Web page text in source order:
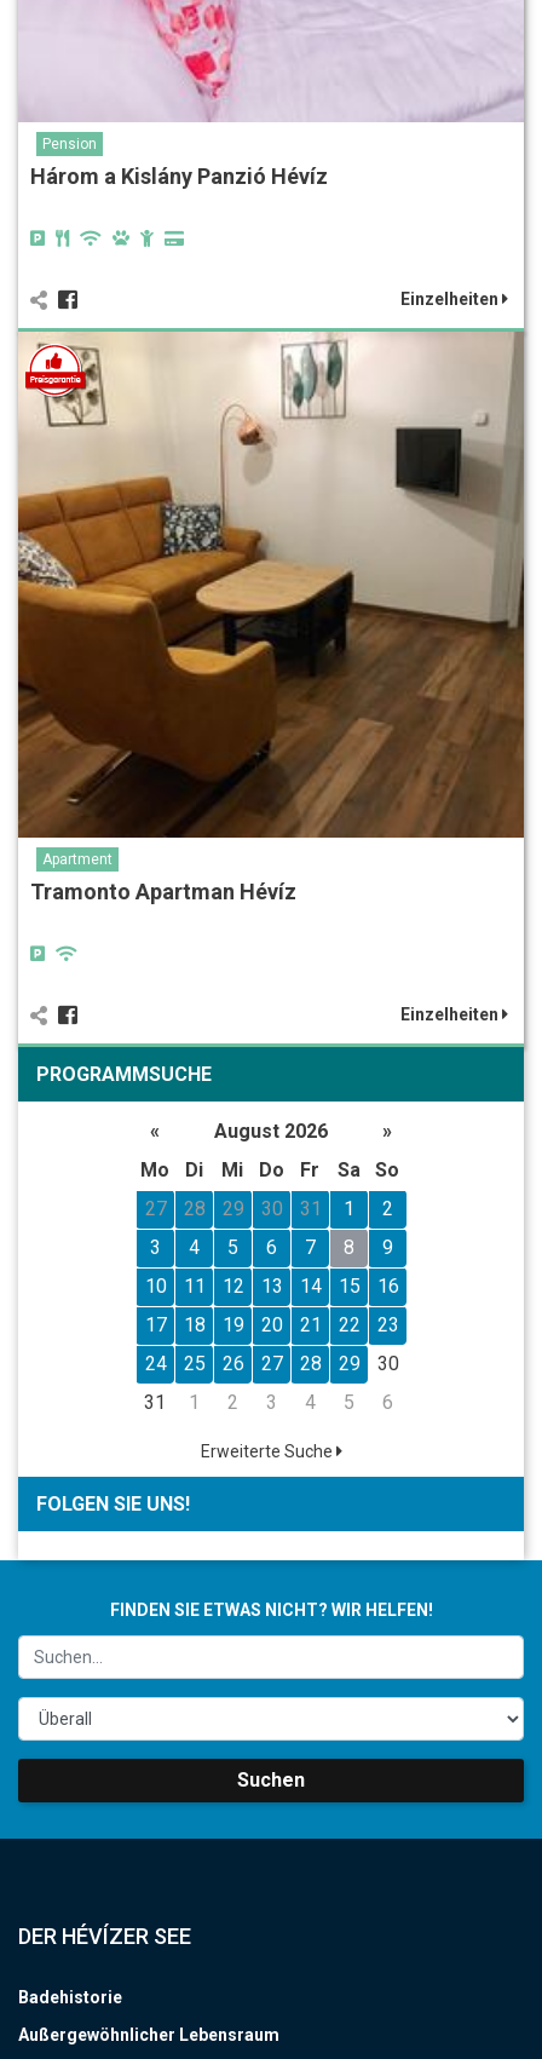
Pension
Három a Kislány Panzió Hévíz
Einzelheiten
Apartment
Tramonto Apartman Hévíz
Einzelheiten
PROGRAMMSUCHE
« August 2026
»
Mo
Di Mi Do Fr Sa
So
27
28 29 30 31 1
2
3
4 5 6 7 8
9
10
11 12 13 14 15
16
17
18 19 20 21 22
23
24
25 26 27 28 29
30
31
1 2 3 4 5 6
Erweiterte Suche
FOLGEN SIE UNS!
FINDEN SIE ETWAS NICHT? WIR HELFEN!
Suchen
DER HÉVÍZER SEE
Badehistorie
Außergewöhnlicher Lebensraum